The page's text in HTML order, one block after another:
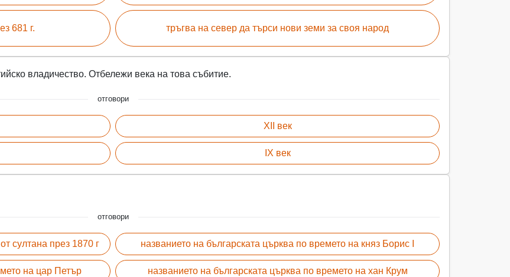
681 г. тръгва на север да търси нови земи за своя народ
владичество. Отбележи века на това събитие.
отговори
XII век
IX век
отговори
султана през 1870 г
на цар Петър
названието на българската църква по времето на княз Борис I
названието на българската църква по времето на хан Крум